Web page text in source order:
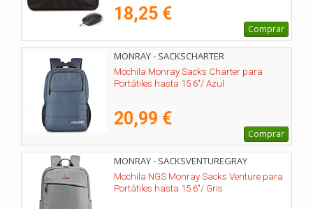
18,25 €
Comprar
MONRAY - SACKSCHARTER
Mochila Monray Sacks Charter para
Portátiles hasta 15.6"/ Azul
20,99 €
Comprar
MONRAY - SACKSVENTUREGRAY
Mochila NGS Monray Sacks Venture para
Portátiles hasta 15.6"/ Gris